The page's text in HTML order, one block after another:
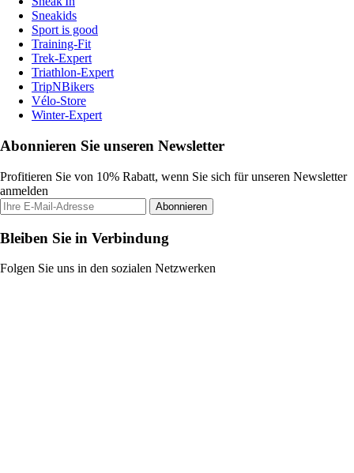
Sneakids
Sport is good
Training-Fit
Trek-Expert
Triathlon-Expert
TripNBikers
Vélo-Store
Winter-Expert
Abonnieren Sie unseren Newsletter
Profitieren Sie von 10% Rabatt, wenn Sie sich für unseren Newsletter
anmelden
Abonnieren
Bleiben Sie in Verbindung
Folgen Sie uns in den sozialen Netzwerken